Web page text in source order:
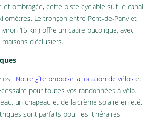
et ombragée, cette piste cyclable suit le canal
Le tronçon entre Pont-de-Pany et
15 km) offre un cadre bucolique, avec
d’éclusiers.
:
: Notre gîte propose la location de vélos et
pour toutes vos randonnées à vélo.
un chapeau et de la crème solaire en été.
sont parfaits pour les itinéraires